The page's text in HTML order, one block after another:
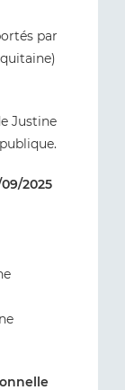
par
Justine
2025